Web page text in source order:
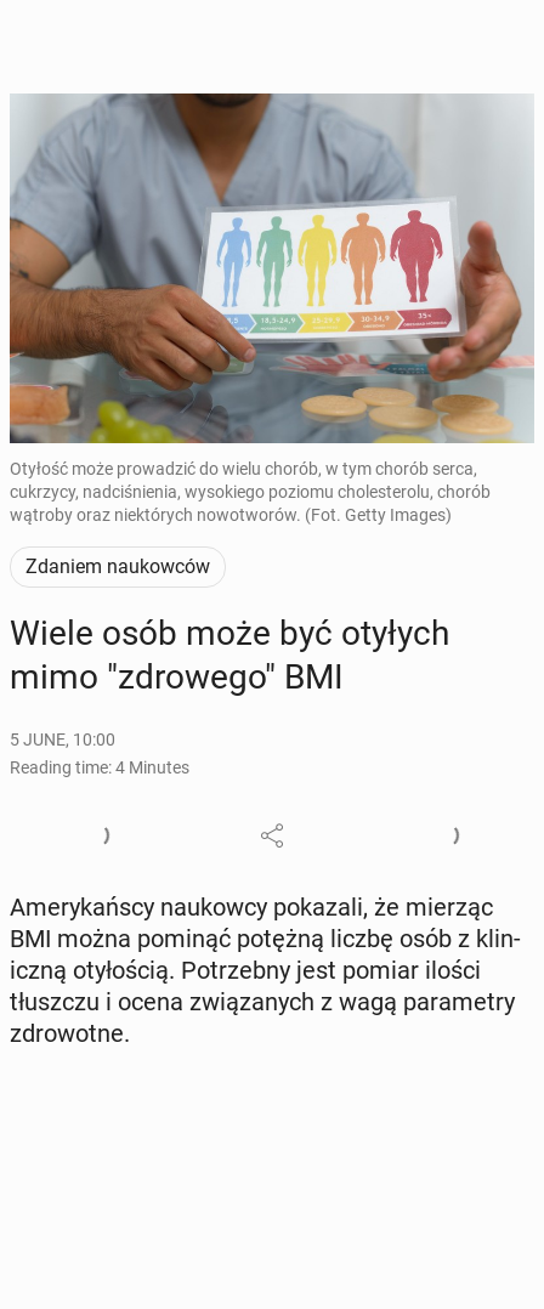
Otyłość może prowadzić do wielu chorób, w tym chorób serca,
cukrzycy, nadciśnienia, wysokiego poziomu cholesterolu, chorób
wątroby oraz niektórych nowotworów. (Fot. Getty Images)
Zdaniem naukowców
Wiele osób może być otyłych
mimo "zdrowego" BMI
5 JUNE, 10:00
Reading time: 4 Minutes
Amerykańs­cy naukow­cy pokaza­li, że mierząc
BMI można pominąć potężną liczbę osób z klin­
iczną otyłoś­cią. Potrzeb­ny jest pomiar ilości
tłuszczu i ocena związanych z wagą para­me­try
zdrowotne.